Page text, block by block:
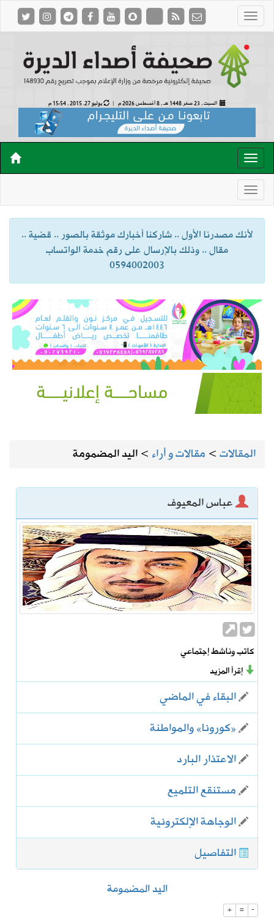
السبت , 23 صفر 1448 هـ , 8 أغسطس 2026 م | يوليو 27, 2015 , 15:54 م
لأنك مصدرنا الأول .. شاركنا أخبارك موثقة بالصور .. قضية ..
مقال .. وذلك بالإرسال على رقم خدمة الواتساب
0594002003
المقالات> مقالات و أراء>اليد المضمومة
عباس المعيوف
كاتب وناشط إجتماعي
إقرأ المزيد
البقاء في الماضي
«كورونا» والمواطنة
الاعتذار البارد
مستنقع التلميع
الوجاهة الإلكترونية
التفاصيل
اليد المضمومة
+ = -